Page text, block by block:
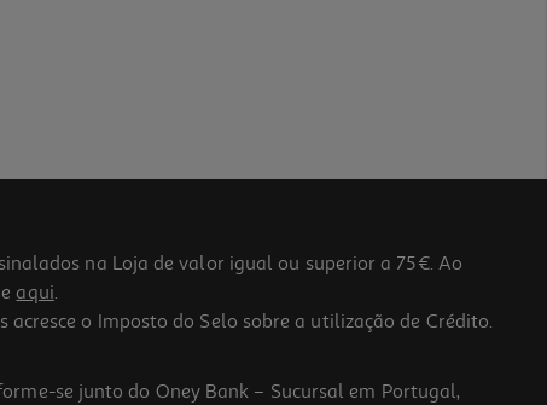
na Loja de valor igual ou superior a 75€. Ao
aqui.
o Imposto do Selo sobre a utilização de Crédito.
se junto do Oney Bank – Sucursal em Portugal,